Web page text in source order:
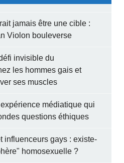
jamais être une cible :
Violon bouleverse
invisible du
les hommes gais et
ses muscles
médiatique qui
questions éthiques
influenceurs gays : existe-
homosexuelle ?